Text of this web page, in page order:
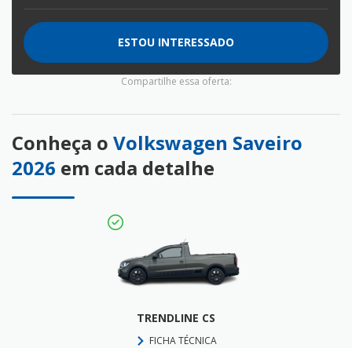
ESTOU INTERESSADO
Compartilhe essa oferta:
Conheça o Volkswagen Saveiro
2026 em cada detalhe
TRENDLINE CS
FICHA TÉCNICA